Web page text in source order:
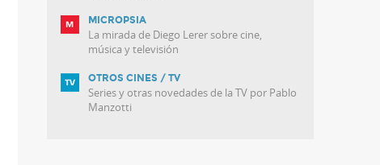
MICROPSIA
La mirada de Diego Lerer sobre cine,
música y televisión
OTROS CINES / TV
Series y otras novedades de la TV por Pablo
Manzotti